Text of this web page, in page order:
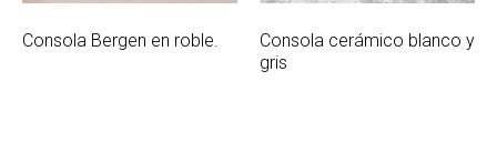
Consola Bergen en roble.
Consola cerámico blanco y
gris